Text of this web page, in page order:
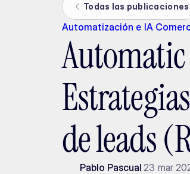
Todas las publicaciones
Automatización e IA
de leads
Pablo Pascual 23 mar